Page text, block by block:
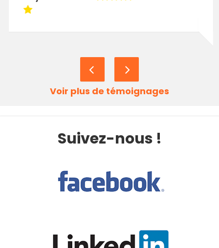
Voir plus de témoignages
Suivez-nous !